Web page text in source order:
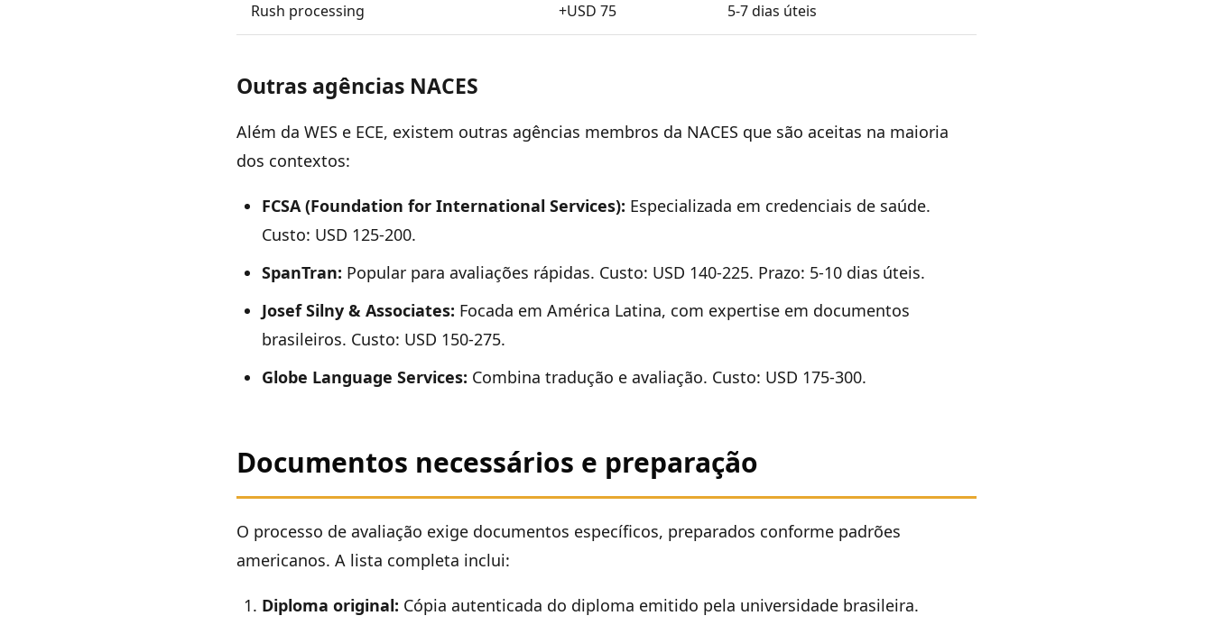
Rush processing +USD 75 5-7 dias úteis
Outras agências NACES
Além da WES e ECE, existem outras agências membros da NACES que são aceitas na maioria
dos contextos:
FCSA (Foundation for International Services): Especializada em credenciais de saúde.
Custo: USD 125-200.
SpanTran: Popular para avaliações rápidas. Custo: USD 140-225. Prazo: 5-10 dias úteis.
Josef Silny & Associates: Focada em América Latina, com expertise em documentos
brasileiros. Custo: USD 150-275.
Globe Language Services: Combina tradução e avaliação. Custo: USD 175-300.
Documentos necessários e preparação
O processo de avaliação exige documentos específicos, preparados conforme padrões
americanos. A lista completa inclui:
Diploma original: Cópia autenticada do diploma emitido pela universidade brasileira.